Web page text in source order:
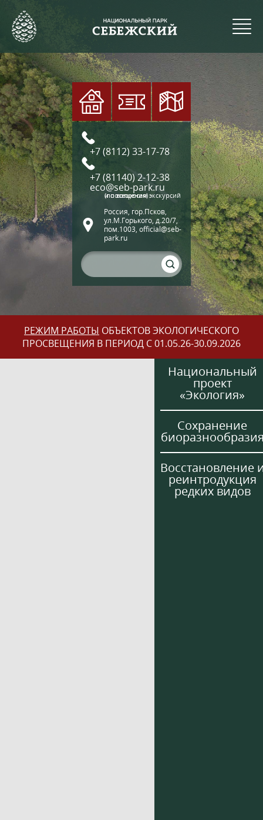
+7 (8112) 33-17-78
+7 (81140) 2-12-38
eco@seb-park.ru
(по вопросам экскурсий и посещения)
Россия, гор.Псков,
ул.М.Горького, д.20/7,
пом.1003, official@seb-
park.ru
РЕЖИМ РАБОТЫ ОБЪЕКТОВ ЭКОЛОГИЧЕСКОГО
ПРОСВЕЩЕНИЯ В ПЕРИОД С 01.05.26-30.09.2026
Национальный
проект
«Экология»
Сохранение
Восстановление
реинтродукция
редких видов